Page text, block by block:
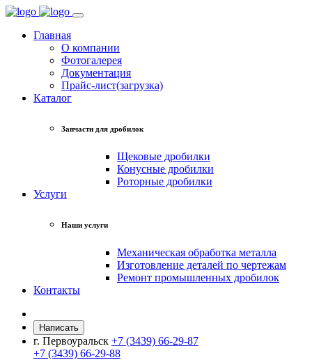
Главная
О компании
Фотогалерея
Документация
Прайс-лист(загрузка)
Каталог
Запчасти для дробилок
Щековые дробилки
Конусные дробилки
Роторные дробилки
Услуги
Наши услуги
Механическая обработка металла
Изготовление деталей по чертежам
Ремонт промышленных дробилок
Контакты
Написать
г. Первоуральск +7 (3439) 66-29-87
+7 (3439) 66-29-88